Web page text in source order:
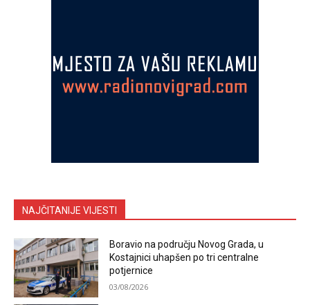
NAJČITANIJE VIJESTI
Boravio na području Novog Grada, u
Kostajnici uhapšen po tri centralne
potjernice
03/08/2026